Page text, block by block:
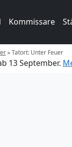
Kommissare
»Tatort: Unter Feuer
13 September.